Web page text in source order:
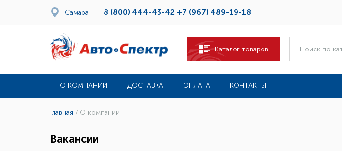
Самара 8 (800) 444-43-42 +7 (967) 489-19-18
Каталог товаров
О КОМПАНИИ ДОСТАВКА ОПЛАТА КОНТАКТЫ
Главная / О компании
Вакансии